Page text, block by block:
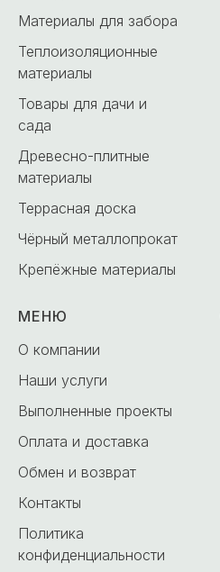
Материалы для забора
Теплоизоляционные
материалы
Товары для дачи и
сада
Древесно-плитные
материалы
Террасная доска
Чёрный металлопрокат
Крепёжные материалы
МЕНЮ
О компании
Наши услуги
Выполненные проекты
Оплата и доставка
Обмен и возврат
Контакты
Политика
конфиденциальности